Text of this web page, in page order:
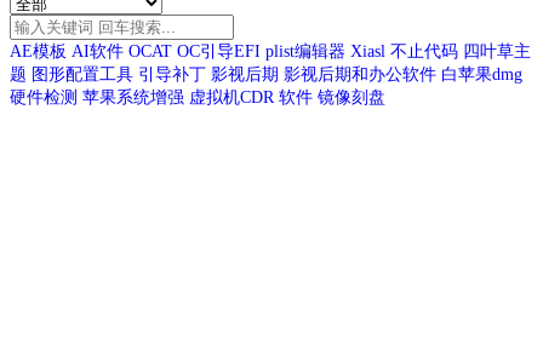
AE模板 AI软件 OCAT OC引导EFI plist编辑器 Xiasl 不止代码 四叶草主
题 图形配置工具 引导补丁 影视后期 影视后期和办公软件 白苹果dmg
硬件检测 苹果系统增强 虚拟机CDR 软件 镜像刻盘